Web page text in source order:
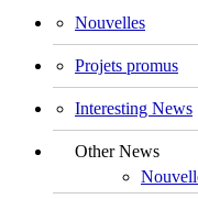
Nouvelles
Projets promus
Interesting News
Other News